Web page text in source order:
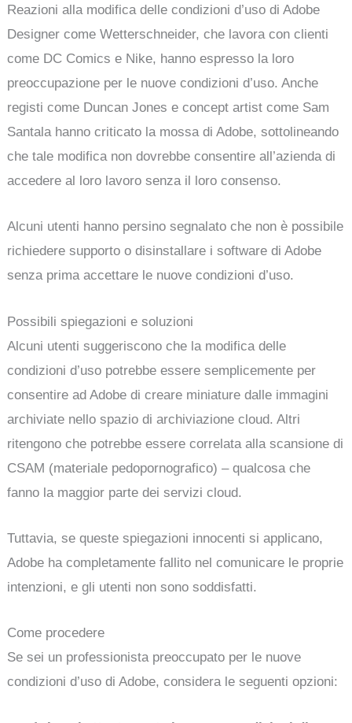
Reazioni alla modifica delle condizioni d’uso di Adobe
Designer come Wetterschneider, che lavora con clienti
come DC Comics e Nike, hanno espresso la loro
preoccupazione per le nuove condizioni d’uso. Anche
registi come Duncan Jones e concept artist come Sam
Santala hanno criticato la mossa di Adobe, sottolineando
che tale modifica non dovrebbe consentire all’azienda di
accedere al loro lavoro senza il loro consenso.
Alcuni utenti hanno persino segnalato che non è possibile
richiedere supporto o disinstallare i software di Adobe
senza prima accettare le nuove condizioni d’uso.
Possibili spiegazioni e soluzioni
Alcuni utenti suggeriscono che la modifica delle
condizioni d’uso potrebbe essere semplicemente per
consentire ad Adobe di creare miniature dalle immagini
archiviate nello spazio di archiviazione cloud. Altri
ritengono che potrebbe essere correlata alla scansione di
CSAM (materiale pedopornografico) – qualcosa che
fanno la maggior parte dei servizi cloud.
Tuttavia, se queste spiegazioni innocenti si applicano,
Adobe ha completamente fallito nel comunicare le proprie
intenzioni, e gli utenti non sono soddisfatti.
Come procedere
Se sei un professionista preoccupato per le nuove
condizioni d’uso di Adobe, considera le seguenti opzioni: